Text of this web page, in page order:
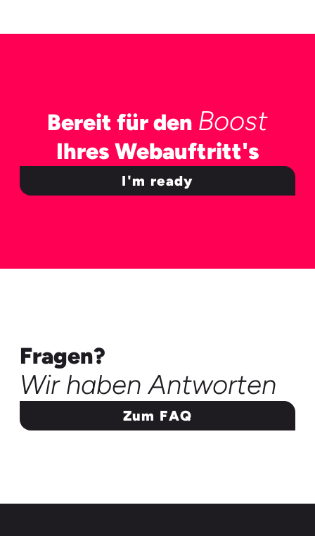
Bereit für den Boost
Ihres Webauftritt's
I'm ready
Fragen?
Wir haben Antworten
Zum FAQ